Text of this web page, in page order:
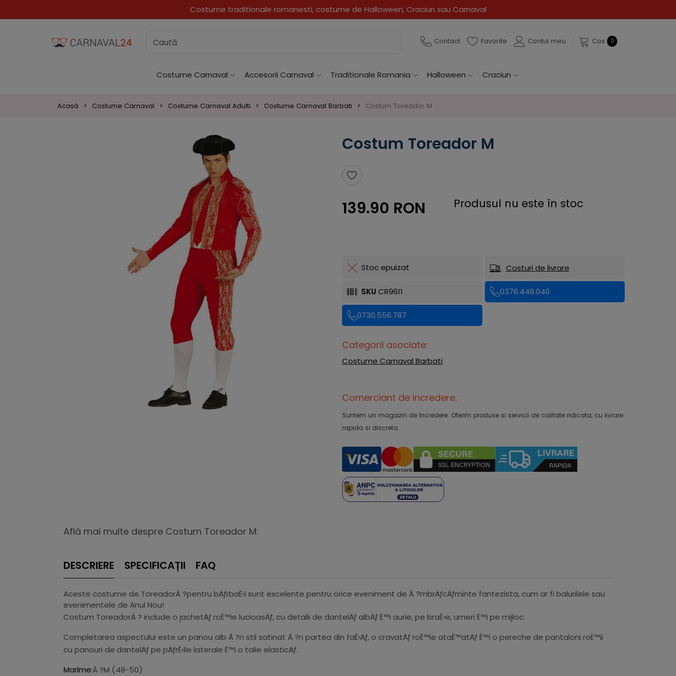
Super oferte!!!
Contact Favorite Contul meu Cos 0
Costume Carnaval Accesorii Carnaval Traditionale Romania Halloween Craciun
Acasă Costume Carnaval Costume Carnaval Adulti Costume Carnaval Barbati Costum Toreador M
Costum Toreador M
139.90 RON Produsul nu este în stoc
Stoc epuizat Costuri de livrare
SKU CR9611 0376.448.040
0730.556.787
Categorii asociate:
Costume Carnaval Barbati
Comerciant de incredere:
Suntem un magazin de încredere. Oferim produse si servicii de calitate ridicata, cu livrare
rapida si discreta.
Află mai multe despre Costum Toreador M:
DESCRIERE SPECIFICAȚII FAQ
Aceste costume de ToreadorÂ ?pentru bÄƒrbaÈ›i sunt excelente pentru orice eveniment de Ã ?mbrÄƒcÄƒminte fantezista, cum ar fi balurilele sau
evenimentele de Anul Nou!
Costum ToreadorÂ ? include o jachetÄƒ roÈ™ie lucioasÄƒ, cu detalii de dantelÄƒ albÄƒ È™i aurie, pe braÈ›e, umeri È™i pe mijloc.
Completarea aspectului este un panou alb Ã ?n stil satinat Ã ?n partea din faÈ›Äƒ, o cravatÄƒ roÈ™ie ataÈ™atÄƒ È™i o pereche de pantaloni roÈ™ii
cu panouri de dantelÄƒ pe pÄƒrÈ›ile laterale È™i o talie elasticÄƒ.
Marime:Â ?M (48-50)